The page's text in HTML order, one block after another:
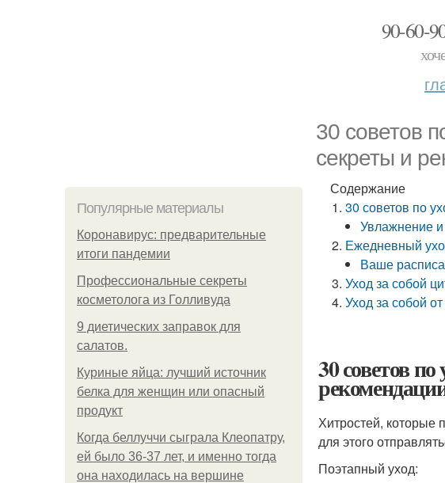
90-
30 советов
секреты и
Популярные материалы
Коронавирус: предварительные
итоги пандемии
Профессиональные секреты
косметолога из Голливуда
9 диетических заправок для
салатов.
Куриные яйца: лучший источник
белка для женщин или опасный
продукт
Когда беллуччи сыграла Клеопатру,
ей было 36-37 лет, и именно тогда
она находилась на вершине
Содержание
30 советов по
Увлажнение
Ежедневный
Ваше
Уход за собой
Уход за собой
30 советов
Хитростей, которые
для этого
Поэтапный уход: